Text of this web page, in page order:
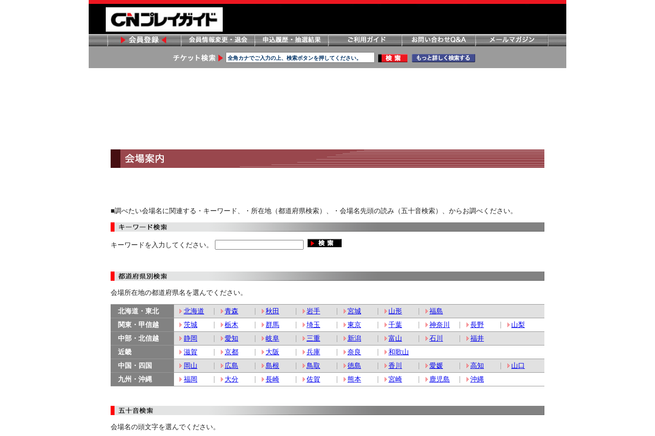
■調べたい会場名に関連する・キーワード、・所在地（都道府県検索）、・会場名先頭の読み（五十音検索）、からお調べください。
キーワードを入力してください。
会場所在地の都道府県名を選んでください。
北海道・東北 北海道 青森 秋田 岩手 宮城 山形
福島
関東・甲信越
茨城 栃木 群馬 埼玉 東京 千葉 神奈川 長野
山梨
中部・北信越
静岡 愛知 岐阜 三重 新潟 富山 石川
福井
近畿
滋賀 京都 大阪 兵庫 奈良
和歌山
中国・四国
岡山 広島 島根 鳥取 徳島 香川 愛媛 高知
山口
九州・沖縄
福岡 大分 長崎 佐賀 熊本 宮崎 鹿児島 沖縄
会場名の頭文字を選んでください。